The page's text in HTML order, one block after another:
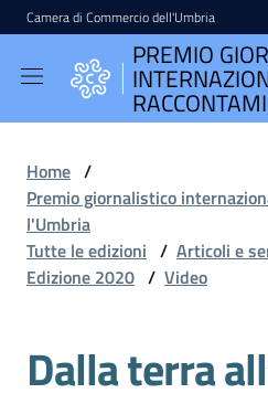
Vai al contenuto
Vai alla navigazione
Vai al footer
Camera di Commercio dell'Umbria
PREMIO
PREMIO
L'UMBRIA
Home /
Premio giornalistico
l'Umbria
Tutte le edizioni / Articoli e
Edizione 2020 / Video
Dalla terra